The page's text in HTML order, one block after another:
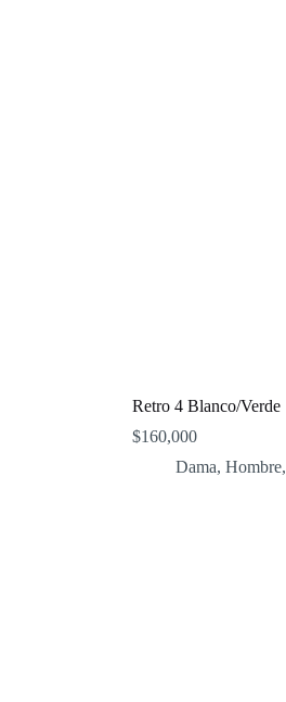
Retro 4 Blanco/Verde
$160,000
Dama, Hombre,